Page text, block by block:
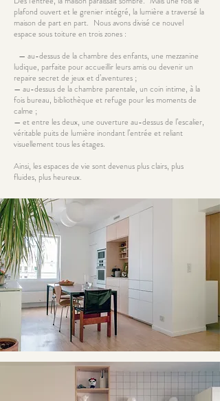
plafond ouvert et le grenier intégré, la lumière a traversé la
maison de part en part. Nous avons divisé ce nouvel
espace sous toiture en trois zones :
— au-dessus de la chambre des enfants, une mezzanine
ludique, parfaite pour accueillir leurs amis ou devenir un
repaire secret de jeux et d’aventures ;
— au-dessus de la chambre parentale, un coin intime, à la
fois bureau, bibliothèque et refuge pour les moments de
calme ;
— et entre les deux, une ouverture au-dessus de l’escalier,
véritable puits de lumière inondant l’entrée et reliant
visuellement tous les étages.
Ainsi, les espaces de vie sont devenus plus clairs, plus
fluides, plus heureux.